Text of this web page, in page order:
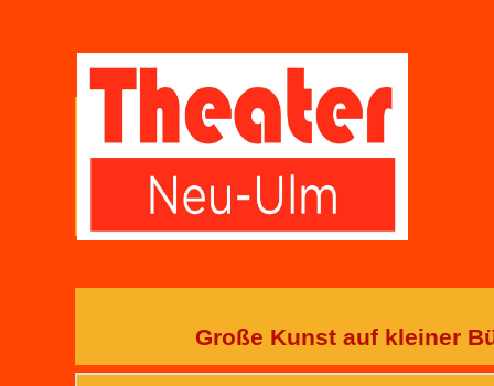
Große Kunst auf kleiner